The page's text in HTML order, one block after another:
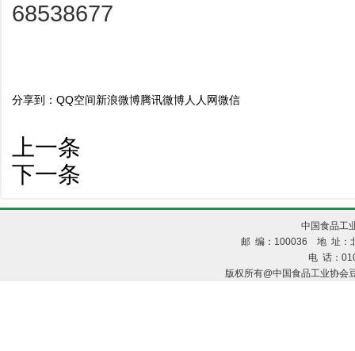
68538677
分享到： QQ空间新浪微博腾讯微博人人网微信
上一条
下一条
中国食品工
邮 编：100036 地 址：
电 话：
版权所有@中国食品工业协